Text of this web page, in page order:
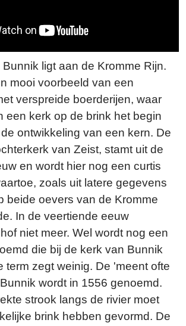
ligt aan de Kromme Rijn.
mooi voorbeeld van een
verspreide boerderijen, waar
een kerk op de brink het begin
ontwikkeling van een kern. De
van Zeist, stamt uit de
en wordt hier nog een curtis
zoals uit latere gegevens
beide oevers van de Kromme
In de veertiende eeuw
niet meer. Wel wordt nog een
die bij de kerk van Bunnik
term zegt weinig. De 'meent ofte
wordt in 1556 genoemd.
strook langs de rivier moet
brink hebben gevormd. De